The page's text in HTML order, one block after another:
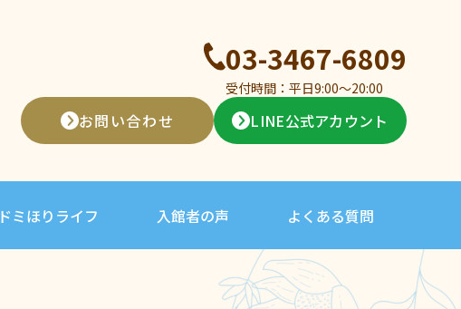
03-3467-6809
受付時間：平日9:00〜20:00
お問い合わせ LINE公式アカウント
ドミほりライフ 入館者の声 よくある質問